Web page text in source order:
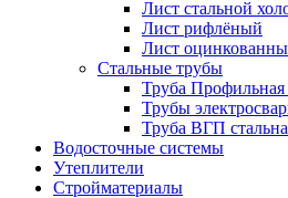
Лист стальной
Лист рифлёный
Лист
Стальные трубы
Труба Профильная
Трубы
Труба ВГП
Водосточные системы
Утеплители
Стройматериалы